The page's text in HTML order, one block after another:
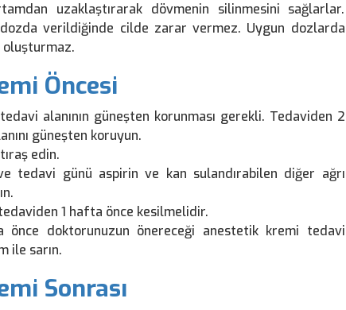
uzaklaştırarak dövmenin silinmesini sağlarlar.
verildiğinde cilde zarar vermez. Uygun dozlarda
Öncesi
alanının güneşten korunması gerekli. Tedaviden 2
güneşten koruyun.
edin.
tedavi günü aspirin ve kan sulandırabilen diğer ağrı
1 hafta önce kesilmelidir.
önce doktorunuzun önereceği anestetik kremi tedavi
ile sarın.
Sonrası